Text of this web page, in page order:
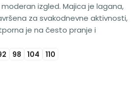
izgled. Majica je lagana,
za svakodnevne aktivnosti,
je na često pranje i
98 104 110